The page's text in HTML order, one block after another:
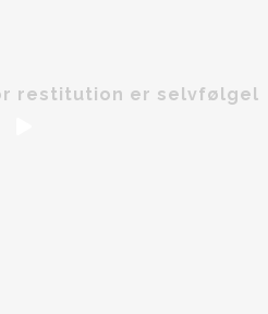
restitution er selvfølgel